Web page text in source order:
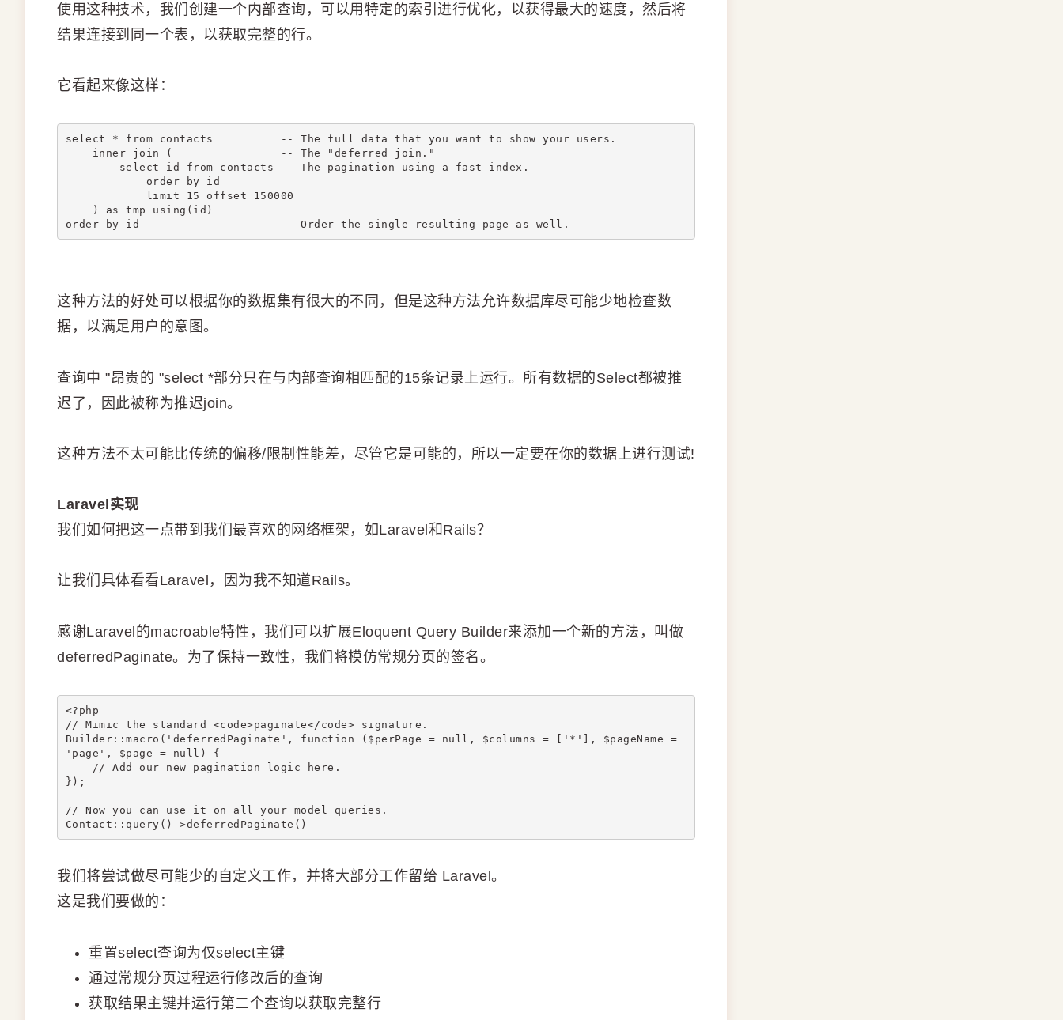
使用这种技术，我们创建一个内部查询，可以用特定的索引进行优化，以获得最大的速度，然后将
结果连接到同一个表，以获取完整的行。
它看起来像这样：
select * from contacts          -- The full data that you want to show your users.
inner join (                -- The "deferred join."
select id from contacts -- The pagination using a fast index.
order by id
limit 15 offset 150000
) as tmp using(id)
order by id                     -- Order the single resulting page as well.
这种方法的好处可以根据你的数据集有很大的不同，但是这种方法允许数据库尽可能少地检查数
据，以满足用户的意图。
查询中 "昂贵的 "select *部分只在与内部查询相匹配的15条记录上运行。所有数据的Select都被推
迟了，因此被称为推迟join。
这种方法不太可能比传统的偏移/限制性能差，尽管它是可能的，所以一定要在你的数据上进行测试!
Laravel实现
我们如何把这一点带到我们最喜欢的网络框架，如Laravel和Rails？
让我们具体看看Laravel，因为我不知道Rails。
感谢Laravel的macroable特性，我们可以扩展Eloquent Query Builder来添加一个新的方法，叫做
deferredPaginate。为了保持一致性，我们将模仿常规分页的签名。
<?php
// Mimic the standard <code>paginate</code> signature.
Builder::macro('deferredPaginate', function ($perPage = null, $columns = ['*'], $pageName =
'page', $page = null) {
// Add our new pagination logic here.
});
// Now you can use it on all your model queries.
Contact::query()->deferredPaginate()
我们将尝试做尽可能少的自定义工作，并将大部分工作留给 Laravel。
这是我们要做的：
重置select查询为仅select主键
通过常规分页过程运行修改后的查询
获取结果主键并运行第二个查询以获取完整行